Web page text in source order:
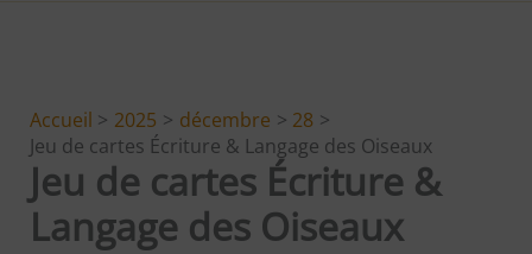
Accueil 2025 décembre
28
Jeu de cartes Écriture & Langage des Oiseaux
Jeu de cartes Écriture &
Langage des Oiseaux